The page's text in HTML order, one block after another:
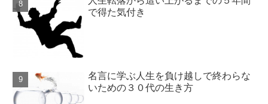
で得た気付き
名言に学ぶ人生を負け越しで終わらな
いための３０代の生き方